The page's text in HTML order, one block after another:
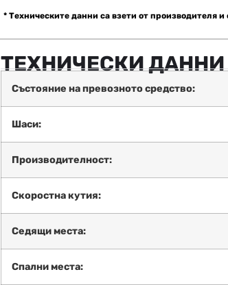
* Техническите данни са взети от производителя
ТЕХНИЧЕСКИ ДАННИ
Състояние на превозното средство:
Шаси:
Производителност:
Скоростна кутия:
Седящи места:
Спални места: